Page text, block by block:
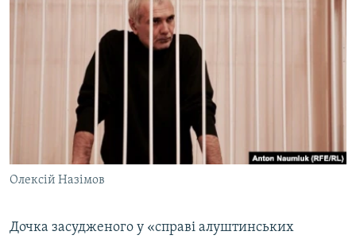
СПЕЦПРОЕКТИ
ДЕПОРТАЦІЯ
ВІДЕОУРОКИ «ELIFBE»
СВІДЧЕННЯ ОКУПАЦІЇ
УКРАЇНСЬКА ПРОБЛЕМА КРИМУ
ІНФОГРАФІКА
ЯК ОБІЙТИ БЛОКУВАННЯ
Qırımtatar
ДОЛУЧАЙСЯ!
Олексій Назімов
Дочка засудженого у «справі алуштинських